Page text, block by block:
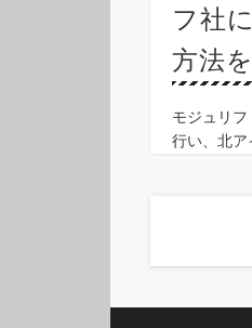
フ社
方法
モジュリ
行い、北ア